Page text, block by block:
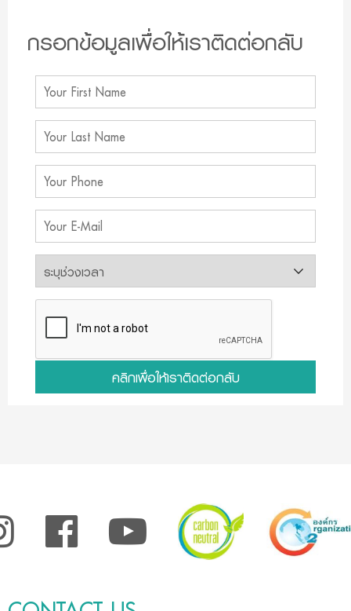
กรอกข้อมูลเพื่อให้เราติดต่อกลับ
คลิกเพื่อให้เราติดต่อกลับ